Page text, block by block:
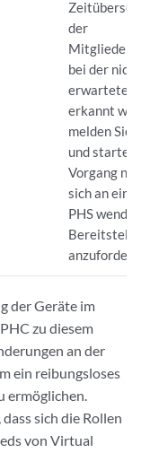
der
bei der
erwarteten
erkannt
melden Sie
und starten
Vorgang
sich an
PHS
der Geräte im
zu diesem
an der
ein reibungsloses
ermöglichen.
sich die Rollen
von Virtual